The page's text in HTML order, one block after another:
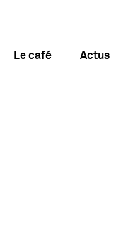
Le café Actus